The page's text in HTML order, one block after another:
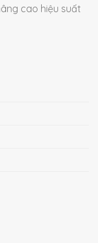
cao hiệu suất